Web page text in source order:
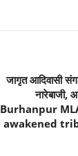
जागृत आदिवासी
नारेबाजी,
Burhanpur
awakened